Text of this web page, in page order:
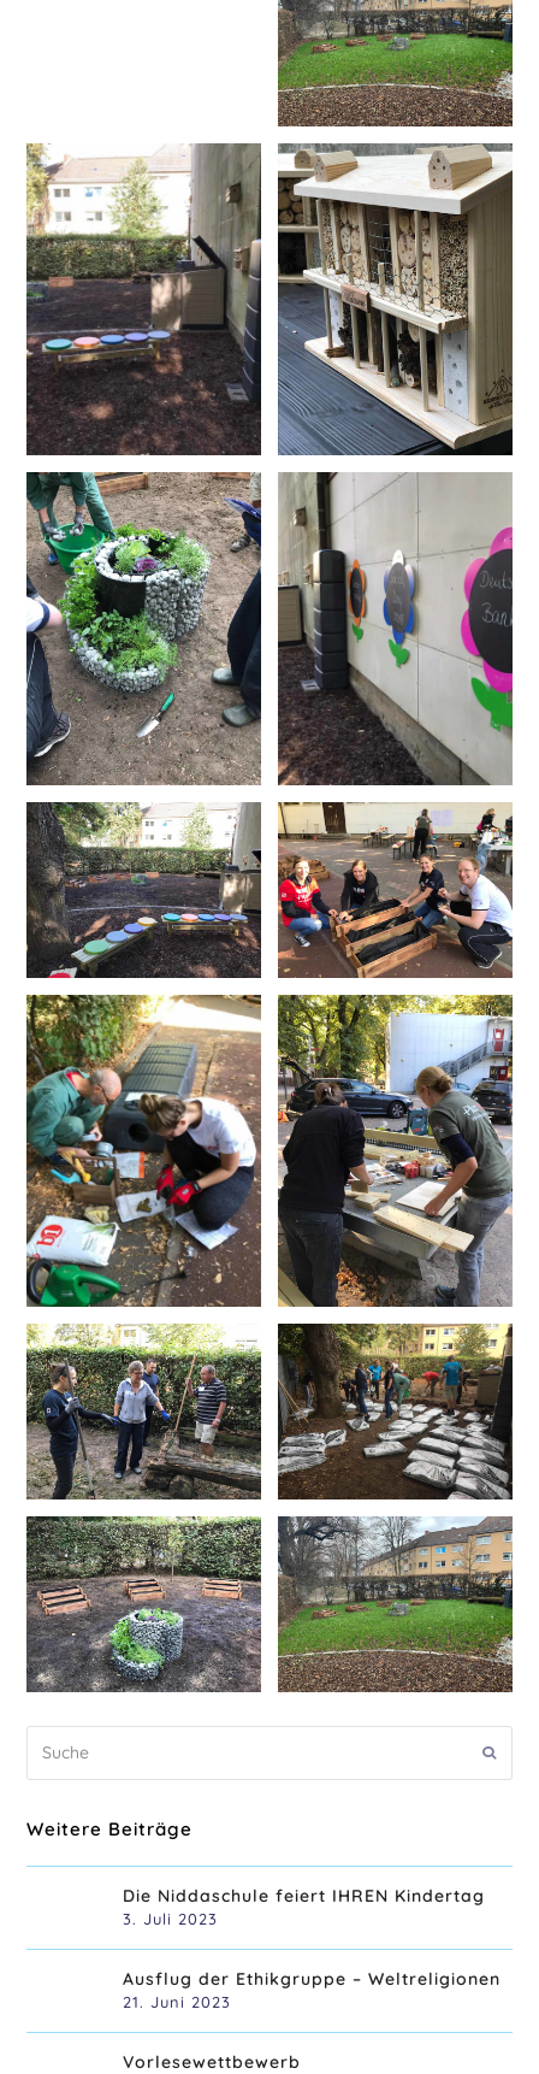
Weitere Beiträge
Die Niddaschule feiert IHREN Kindertag
3. Juli 2023
Ausflug der Ethikgruppe – Weltreligionen
21. Juni 2023
Vorlesewettbewerb